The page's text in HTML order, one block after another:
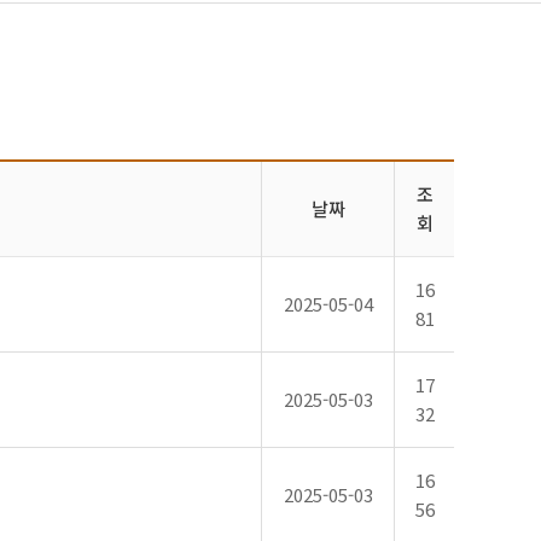
날짜
조
회
2025-05-04
16
81
2025-05-03
17
32
2025-05-03
16
56